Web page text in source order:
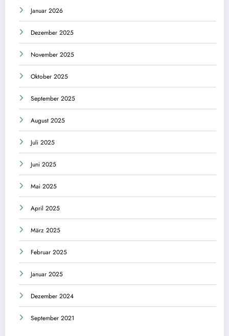
Januar 2026
Dezember 2025
November 2025
Oktober 2025
September 2025
August 2025
Juli 2025
Juni 2025
Mai 2025
April 2025
März 2025
Februar 2025
Januar 2025
Dezember 2024
September 2021